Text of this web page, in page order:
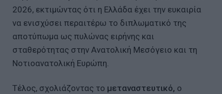
2026, εκτιμώντας ότι η Ελλάδα έχει την ευκαιρία
να ενισχύσει περαιτέρω το διπλωματικό της
αποτύπωμα ως πυλώνας ειρήνης και
σταθερότητας στην Ανατολική Μεσόγειο και τη
Νοτιοανατολική Ευρώπη.
Τέλος, σχολιάζοντας το μεταναστευτικό, ο